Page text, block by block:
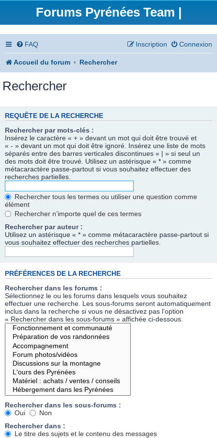
Forums Pyrénées Team |
FAQ Connexion
Inscription
Accueil du forum Rechercher
Rechercher
REQUÊTE DE LA RECHERCHE
Rechercher par mots-clés :
Insérez le caractère « + » devant un mot qui doit être trouvé et
« - » devant un mot qui doit être ignoré. Insérez une liste de mots
séparés entre des barres verticales discontinues « | » si seul un
des mots doit être trouvé. Utilisez un astérisque « * » comme
métacaractère passe-partout si vous souhaitez effectuer des
recherches partielles.
Rechercher tous les termes ou utiliser une question comme
élément
Rechercher n’importe quel de ces termes
Rechercher par auteur :
Utilisez un astérisque « * » comme métacaractère passe-partout si
vous souhaitez effectuer des recherches partielles.
PRÉFÉRENCES DE LA RECHERCHE
Rechercher dans les forums :
Sélectionnez le ou les forums dans lesquels vous souhaitez
effectuer une recherche. Les sous-forums seront automatiquement
inclus dans la recherche si vous ne désactivez pas l’option
« Rechercher dans les sous-forums » affichée ci-dessous.
Rechercher dans les sous-forums :
Oui
Non
Rechercher dans :
Le titre des sujets et le contenu des messages